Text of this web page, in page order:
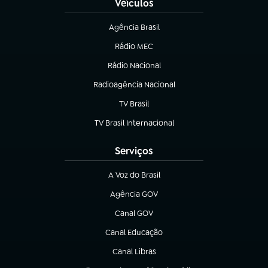
Veículos
Agência Brasil
(abre em nova aba)
Rádio MEC
Rádio Nacional
(abre em nova aba)
Radioagência Nacional
(abre em nova aba)
TV Brasil
(abre em nova aba)
TV Brasil Internacional
(abre em nova aba)
Serviços
A Voz do Brasil
(abre em nova aba)
Agência GOV
(abre em nova aba)
Canal GOV
(abre em nova aba)
Canal Educação
(abre em nova aba)
Canal Libras
(abre em nova aba)